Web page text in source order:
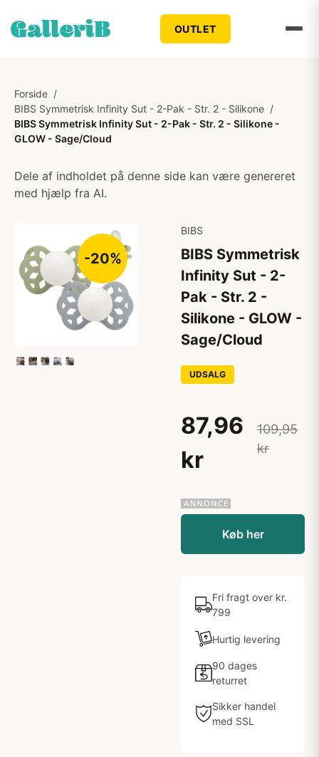
OUTLET
Forside /
BIBS Symmetrisk Infinity Sut - 2-Pak - Str. 2 - Silikone /
BIBS Symmetrisk Infinity Sut - 2-Pak - Str. 2 - Silikone -
GLOW - Sage/Cloud
Dele af indholdet på denne side kan være genereret
med hjælp fra AI.
-20%
BIBS
BIBS Symmetrisk
Infinity Sut - 2-
Pak - Str. 2 -
Silikone - GLOW -
Sage/Cloud
UDSALG
87,96
kr
109,95
kr
Køb her
Fri fragt over kr.
799
Hurtig levering
90 dages
returret
Sikker handel
med SSL